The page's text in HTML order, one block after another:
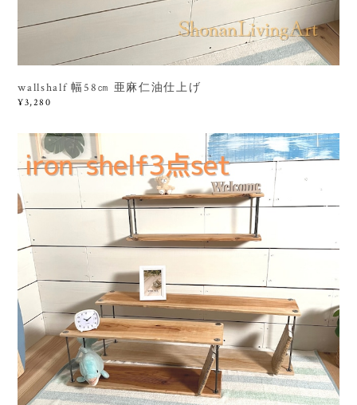
wallshalf 幅58㎝ 亜麻仁油仕上げ
¥3,280